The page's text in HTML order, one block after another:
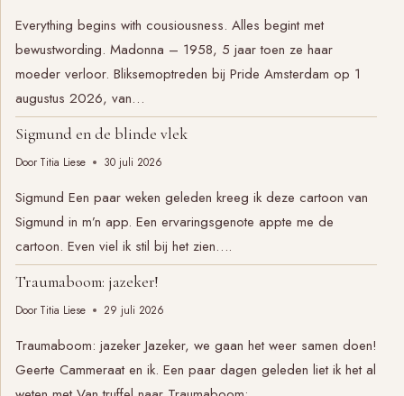
Everything begins with cousiousness. Alles begint met
bewustwording. Madonna – 1958, 5 jaar toen ze haar
moeder verloor. Bliksemoptreden bij Pride Amsterdam op 1
augustus 2026, van…
Sigmund en de blinde vlek
Door Titia Liese 30 juli 2026
Sigmund Een paar weken geleden kreeg ik deze cartoon van
Sigmund in m’n app. Een ervaringsgenote appte me de
cartoon. Even viel ik stil bij het zien….
Traumaboom: jazeker!
Door Titia Liese 29 juli 2026
Traumaboom: jazeker Jazeker, we gaan het weer samen doen!
Geerte Cammeraat en ik. Een paar dagen geleden liet ik het al